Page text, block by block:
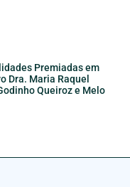
Premiadas em
Dra. Maria Raquel
Queiroz e Melo